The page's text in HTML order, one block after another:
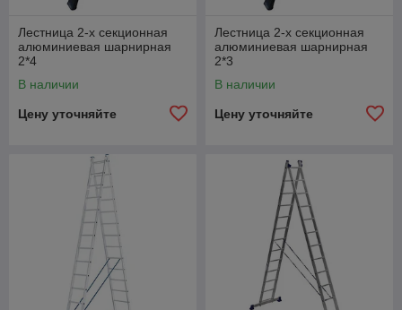
Лестница 2-х секционная
алюминиевая шарнирная
2*4
В наличии
Цену уточняйте
Лестница 2-х секционная
алюминиевая шарнирная
2*3
В наличии
Цену уточняйте